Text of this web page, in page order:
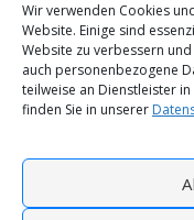
Wir verwenden Cookies
Website. Einige sind
Website zu verbessern
auch personenbezogene
teilweise an Dienstleister
finden Sie in unserer